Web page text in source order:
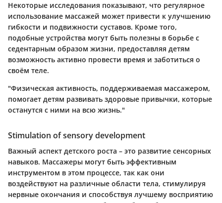
Некоторые исследования показывают, что регулярное
использование массажей может привести к улучшению
гибкости и подвижности суставов. Кроме того,
подобные устройства могут быть полезны в борьбе с
седентарным образом жизни, предоставляя детям
возможность активно провести время и заботиться о
своём теле.
"Физическая активность, поддерживаемая массажером,
помогает детям развивать здоровые привычки, которые
останутся с ними на всю жизнь."
Stimulation of sensory development
Важный аспект детского роста – это развитие сенсорных
навыков. Массажеры могут быть эффективным
инструментом в этом процессе, так как они
воздействуют на различные области тела, стимулируя
нервные окончания и способствуя лучшему восприятию